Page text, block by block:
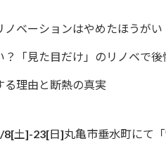
ノベーションはやめたほうがい
？「見た目だけ」のリノベで後
る理由と断熱の真実
8[土]-23[日]丸亀市垂水町にて「